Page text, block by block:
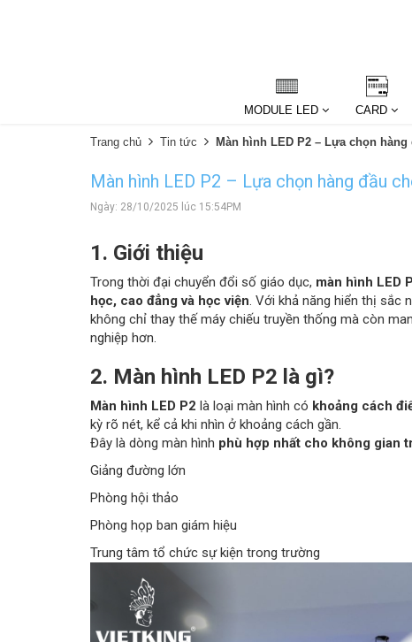
MODULE LED CARD
Trang chủ Tin tức Màn hình LED P2 – Lựa chọn
Màn hình LED P2 – Lựa chọn hàng đầu
Ngày: 28/10/2025 lúc 15:54PM
1. Giới thiệu
Trong thời đại chuyển đổi số giáo dục, màn hình LED
học, cao đẳng và học viện. Với khả năng hiển thị sắc
không chỉ thay thế máy chiếu truyền thống mà còn
nghiệp hơn.
2. Màn hình LED P2 là gì?
Màn hình LED P2 là loại màn hình có khoảng cách
kỳ rõ nét, kể cả khi nhìn ở khoảng cách gần.
Đây là dòng màn hình phù hợp nhất cho không gian
Giảng đường lớn
Phòng hội thảo
Phòng họp ban giám hiệu
Trung tâm tổ chức sự kiện trong trường